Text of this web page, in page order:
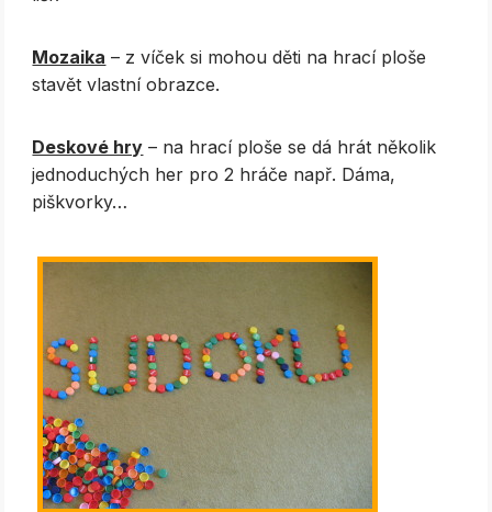
Mozaika – z víček si mohou děti na hrací ploše
stavět vlastní obrazce.
Deskové hry – na hrací ploše se dá hrát několik
jednoduchých her pro 2 hráče např. Dáma,
piškvorky…